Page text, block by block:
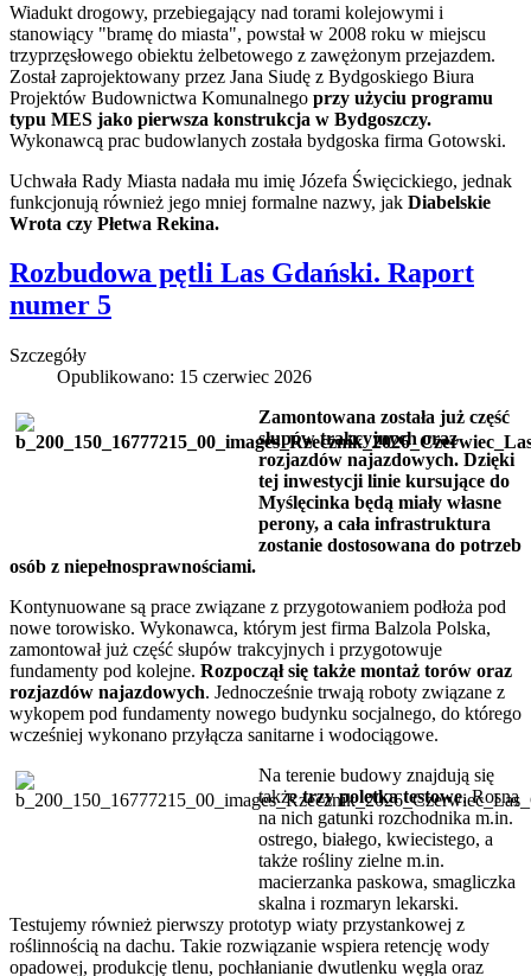
Wiadukt drogowy, przebiegający nad torami kolejowymi i
stanowiący "bramę do miasta", powstał w 2008 roku w miejscu
trzyprzęsłowego obiektu żelbetowego z zawężonym przejazdem.
Został zaprojektowany przez Jana Siudę z Bydgoskiego Biura
Projektów Budownictwa Komunalnego przy użyciu programu
typu MES jako pierwsza konstrukcja w Bydgoszczy.
Wykonawcą prac budowlanych została bydgoska firma Gotowski.
Uchwała Rady Miasta nadała mu imię Józefa Święcickiego, jednak
funkcjonują również jego mniej formalne nazwy, jak Diabelskie
Wrota czy Płetwa Rekina.
Rozbudowa pętli Las Gdański. Raport
numer 5
Szczegóły
Opublikowano: 15 czerwiec 2026
Zamontowana została już część
słupów trakcyjnych oraz
rozjazdów najazdowych. Dzięki
tej inwestycji linie kursujące do
Myślęcinka będą miały własne
perony, a cała infrastruktura
zostanie dostosowana do potrzeb
osób z niepełnosprawnościami.
Kontynuowane są prace związane z przygotowaniem podłoża pod
nowe torowisko. Wykonawca, którym jest firma Balzola Polska,
zamontował już część słupów trakcyjnych i przygotowuje
fundamenty pod kolejne. Rozpoczął się także montaż torów oraz
rozjazdów najazdowych. Jednocześnie trwają roboty związane z
wykopem pod fundamenty nowego budynku socjalnego, do którego
wcześniej wykonano przyłącza sanitarne i wodociągowe.
Na terenie budowy znajdują się
takżetrzy poletka testowe. Rosną
na nich gatunki rozchodnika m.in.
ostrego, białego, kwiecistego, a
także rośliny zielne m.in.
macierzanka paskowa, smagliczka
skalna i rozmaryn lekarski.
Testujemy również pierwszy prototyp wiaty przystankowej z
roślinnością na dachu. Takie rozwiązanie wspiera retencję wody
opadowej, produkcję tlenu, pochłanianie dwutlenku węgla oraz